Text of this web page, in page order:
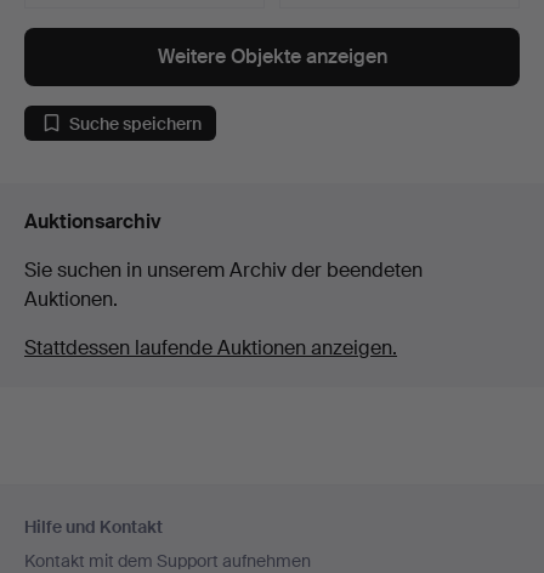
Weitere Objekte anzeigen
Suche speichern
Auktionsarchiv
Sie suchen in unserem Archiv der beendeten
Auktionen.
Stattdessen laufende Auktionen anzeigen.
Navigation
Hilfe und Kontakt
Kontakt mit dem Support aufnehmen